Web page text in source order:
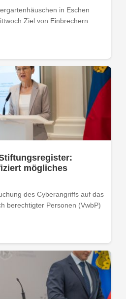
in Eschen
Ziel von Einbrechern
mögliches
des Cyberangriffs auf das
berechtigter Personen (VwbP)